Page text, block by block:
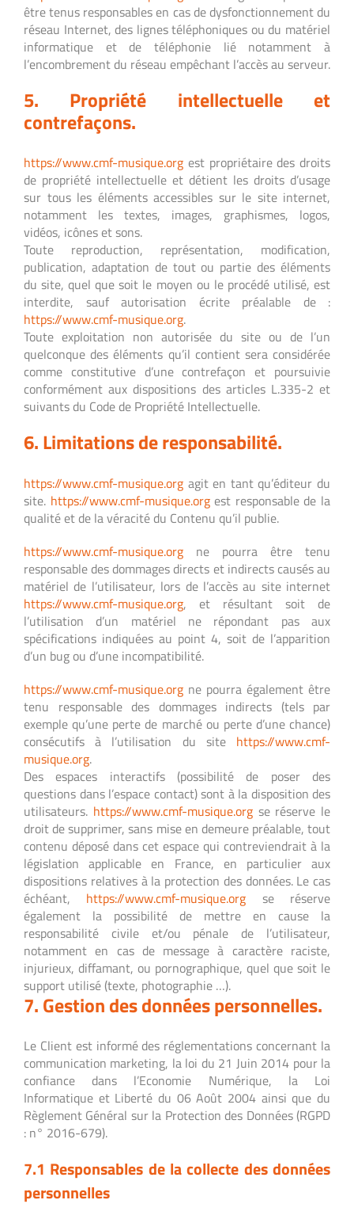
être tenus responsables en cas de dysfonctionnement du
réseau Internet, des lignes téléphoniques ou du matériel
informatique et de téléphonie lié notamment à
l’encombrement du réseau empêchant l’accès au serveur.
5. Propriété intellectuelle et
contrefaçons.
https://www.cmf-musique.org est propriétaire des droits
de propriété intellectuelle et détient les droits d’usage
sur tous les éléments accessibles sur le site internet,
notamment les textes, images, graphismes, logos,
vidéos, icônes et sons.
Toute reproduction, représentation, modification,
publication, adaptation de tout ou partie des éléments
du site, quel que soit le moyen ou le procédé utilisé, est
interdite, sauf autorisation écrite préalable de :
https://www.cmf-musique.org.
Toute exploitation non autorisée du site ou de l’un
quelconque des éléments qu’il contient sera considérée
comme constitutive d’une contrefaçon et poursuivie
conformément aux dispositions des articles L.335-2 et
suivants du Code de Propriété Intellectuelle.
6. Limitations de responsabilité.
https://www.cmf-musique.org agit en tant qu’éditeur du
site. https://www.cmf-musique.orgest responsable de la
qualité et de la véracité du Contenu qu’il publie.
https://www.cmf-musique.org ne pourra être tenu
responsable des dommages directs et indirects causés au
matériel de l’utilisateur, lors de l’accès au site internet
https://www.cmf-musique.org, et résultant soit de
l’utilisation d’un matériel ne répondant pas aux
spécifications indiquées au point 4, soit de l’apparition
d’un bug ou d’une incompatibilité.
https://www.cmf-musique.org ne pourra également être
tenu responsable des dommages indirects (tels par
exemple qu’une perte de marché ou perte d’une chance)
consécutifs à l’utilisation du site https://www.cmf-
musique.org.
Des espaces interactifs (possibilité de poser des
questions dans l’espace contact) sont à la disposition des
utilisateurs. https://www.cmf-musique.orgse réserve le
droit de supprimer, sans mise en demeure préalable, tout
contenu déposé dans cet espace qui contreviendrait à la
législation applicable en France, en particulier aux
dispositions relatives à la protection des données. Le cas
échéant, https://www.cmf-musique.org se réserve
également la possibilité de mettre en cause la
responsabilité civile et/ou pénale de l’utilisateur,
notamment en cas de message à caractère raciste,
injurieux, diffamant, ou pornographique, quel que soit le
support utilisé (texte, photographie …).
7. Gestion des données personnelles.
Le Client est informé des réglementations concernant la
communication marketing, la loi du 21 Juin 2014 pour la
confiance dans l’Economie Numérique, la Loi
Informatique et Liberté du 06 Août 2004 ainsi que du
Règlement Général sur la Protection des Données (RGPD
: n° 2016-679).
7.1 Responsables de la collecte des données
personnelles